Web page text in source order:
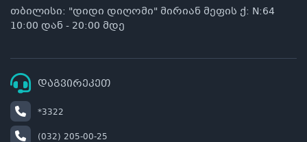
თბილისი: "დიდი დიღომი" მირიან მეფის ქ: N:64
10:00 დან - 20:00 მდე
დაგვირეკეთ
*3322
(032) 205-00-25